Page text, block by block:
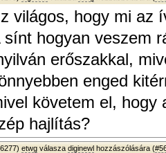
világos, hogy mi az
sínt hogyan veszem
erőszakkal,
enged
követem el, hogy
hajlítás?
etwg válasza diginewl hozzászólására (